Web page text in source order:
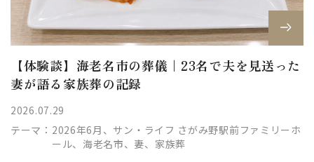
【体験談】海老名市の葬儀｜23名で夫を見送った
妻が語る家族葬の記録
2026.07.29
テーマ： 2026年6月、サン・ライフ さがみ野駅前ファミリーホ
ール、海老名市、妻、家族葬